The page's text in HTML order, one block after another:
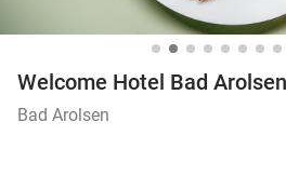
Welcome Hotel Bad Arolsen
Bad Arolsen